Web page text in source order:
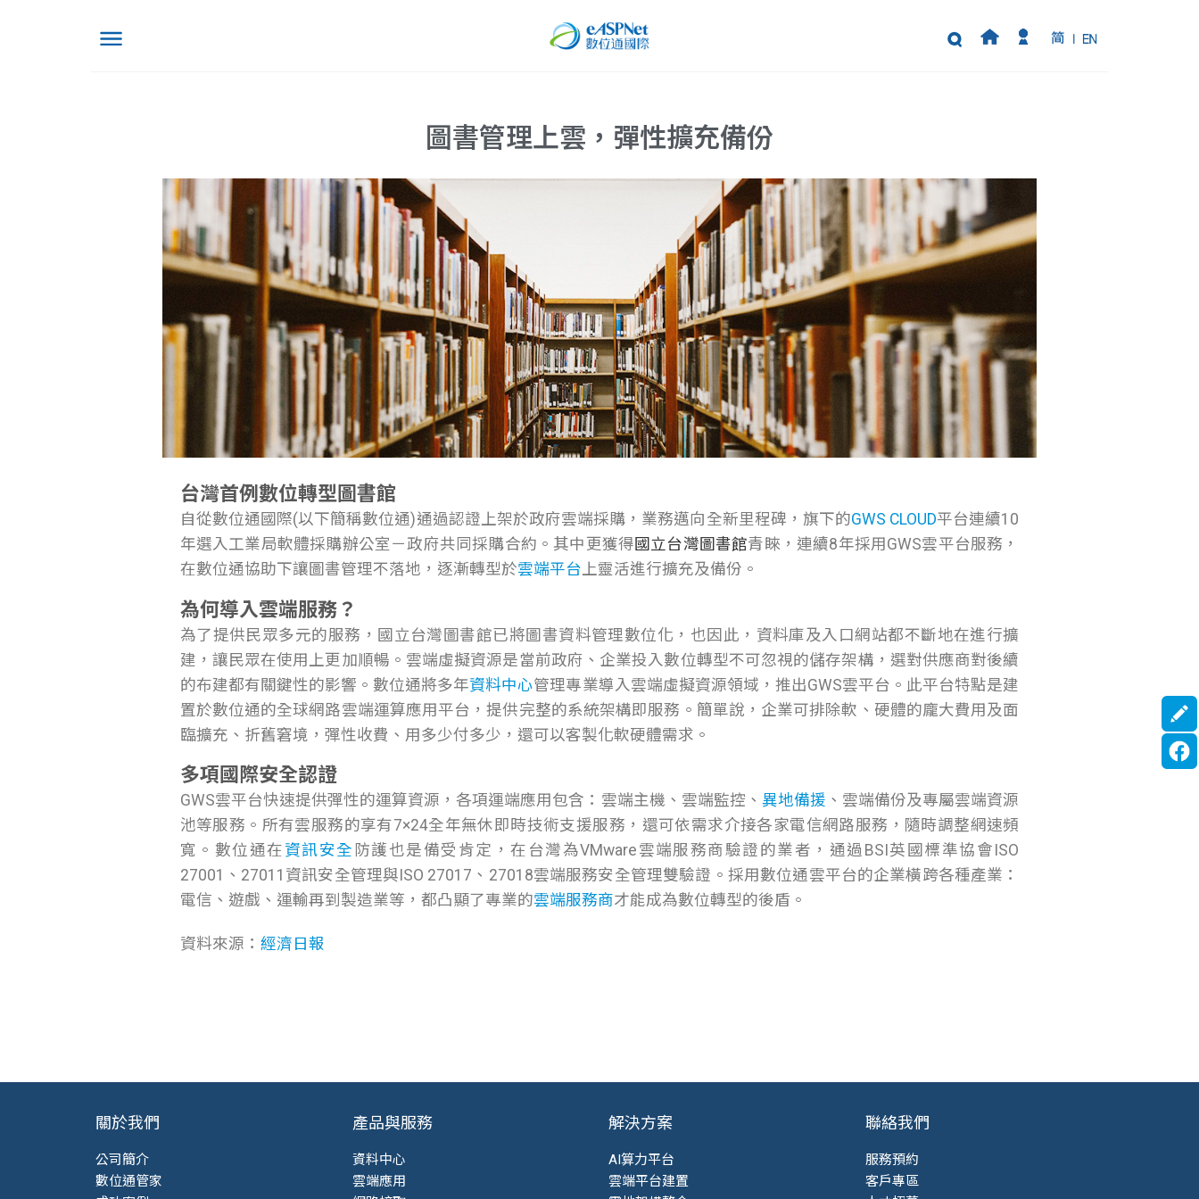
圖書管理上雲，彈性擴充備份
台灣首例數位轉型圖書館
自從數位通國際(以下簡稱數位通)通過認證上架於政府雲端採購，業務邁向全新里程碑，旗下的GWS CLOUD平台連續10
年選入工業局軟體採購辦公室－政府共同採購合約。其中更獲得國立台灣圖書館青睞，連續8年採用GWS雲平台服務，
在數位通協助下讓圖書管理不落地，逐漸轉型於雲端平台 上靈活進行擴充及備份。
為何導入雲端服務？
為了提供民眾多元的服務，國立台灣圖書館已將圖書資料管理數位化，也因此，資料庫及入口網站都不斷地在進行擴
建，讓民眾在使用上更加順暢。雲端虛擬資源是當前政府、企業投入數位轉型不可忽視的儲存架構，選對供應商對後續
的布建都有關鍵性的影響。數位通將多年資料中心管理專業導入雲端虛擬資源領域，推出GWS雲平台。此平台特點是建
置於數位通的全球網路雲端運算應用平台，提供完整的系統架構即服務。簡單說，企業可排除軟、硬體的龐大費用及面
臨擴充、折舊窘境，彈性收費、用多少付多少，還可以客製化軟硬體需求。
多項國際安全認證
GWS雲平台快速提供彈性的運算資源，各項運端應用包含：雲端主機、雲端監控、 異地備援 、雲端備份及專屬雲端資源
池等服務。所有雲服務的享有7×24全年無休即時技術支援服務，還可依需求介接各家電信網路服務，隨時調整網速頻
寬。數位通在 資訊安全 防護也是備受肯定，在台灣為VMware雲端服務商驗證的業者，通過BSI英國標準協會ISO
27001、27011資訊安全管理與ISO 27017、27018雲端服務安全管理雙驗證。採用數位通雲平台的企業橫跨各種產業：
電信、遊戲、運輸再到製造業等，都凸顯了專業的雲端服務商才能成為數位轉型的後盾。
資料來源： 經濟日報
關於我們
公司簡介
數位通管家
產品與服務
資料中心
雲端應用
解決方案
AI算力平台
雲端平台建置
聯絡我們
服務預約
客戶專區